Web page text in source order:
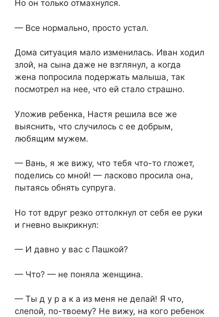
Но он только отмахнулся.
— Все нормально, просто устал.
Дома ситуация мало изменилась. Иван ходил
злой, на сына даже не взглянул, а когда
жена попросила подержать малыша, так
посмотрел на нее, что ей стало страшно.
Уложив ребенка, Настя решила все же
выяснить, что случилось с ее добрым,
любящим мужем.
— Вань, я же вижу, что тебя что-то гложет,
поделись со мной! — ласково просила она,
пытаясь обнять супруга.
Но тот вдруг резко оттолкнул от себя ее руки
и гневно выкрикнул:
— И давно у вас с Пашкой?
— Что? — не поняла женщина.
— Ты д у р а к а из меня не делай! Я что,
слепой, по-твоему? Не вижу, на кого ребенок